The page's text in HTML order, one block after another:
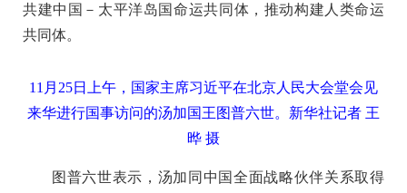
共建中国－太平洋岛国命运共同体，推动构建人类命运
共同体。
11月25日上午，国家主席习近平在北京人民大会堂会见
来华进行国事访问的汤加国王图普六世。 新华社记者 王
晔 摄
图普六世表示，汤加同中国全面战略伙伴关系取得